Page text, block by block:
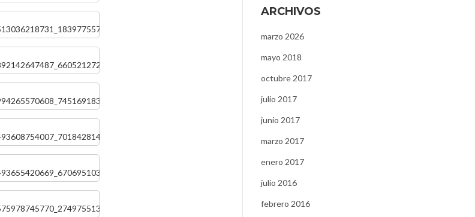
ARCHIVOS
marzo 2026
mayo 2018
octubre 2017
julio 2017
junio 2017
marzo 2017
enero 2017
julio 2016
febrero 2016